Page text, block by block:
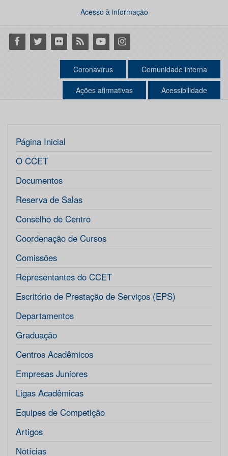
Acesso à informação
Facebook
Twitter Flickr RSS YoutubeInstagram
Coronavírus Comunidade interna
Ações afirmativas Acessibilidade
Página Inicial
O CCET
Documentos
Reserva de Salas
Conselho de Centro
Coordenação de Cursos
Comissões
Representantes do CCET
Escritório de Prestação de Serviços (EPS)
Departamentos
Graduação
Centros Acadêmicos
Empresas Juniores
Ligas Acadêmicas
Equipes de Competição
Artigos
Notícias